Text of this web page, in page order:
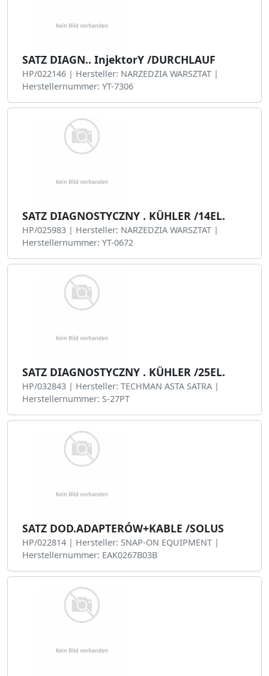
SATZ DIAGN.. InjektorY /DURCHLAUF
HP/022146 | Hersteller: NARZEDZIA WARSZTAT |
Herstellernummer: YT-7306
SATZ DIAGNOSTYCZNY . KÜHLER /14EL.
HP/025983 | Hersteller: NARZEDZIA WARSZTAT |
Herstellernummer: YT-0672
SATZ DIAGNOSTYCZNY . KÜHLER /25EL.
HP/032843 | Hersteller: TECHMAN ASTA SATRA |
Herstellernummer: S-27PT
SATZ DOD.ADAPTERÓW+KABLE /SOLUS
HP/022814 | Hersteller: SNAP-ON EQUIPMENT |
Herstellernummer: EAK0267B03B